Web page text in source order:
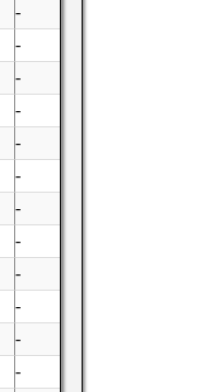
-
-
-
-
-
-
-
-
-
-
-
-